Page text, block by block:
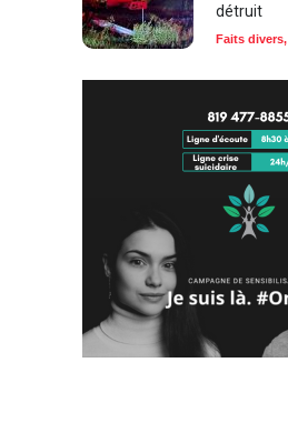
détruit
Faits divers,